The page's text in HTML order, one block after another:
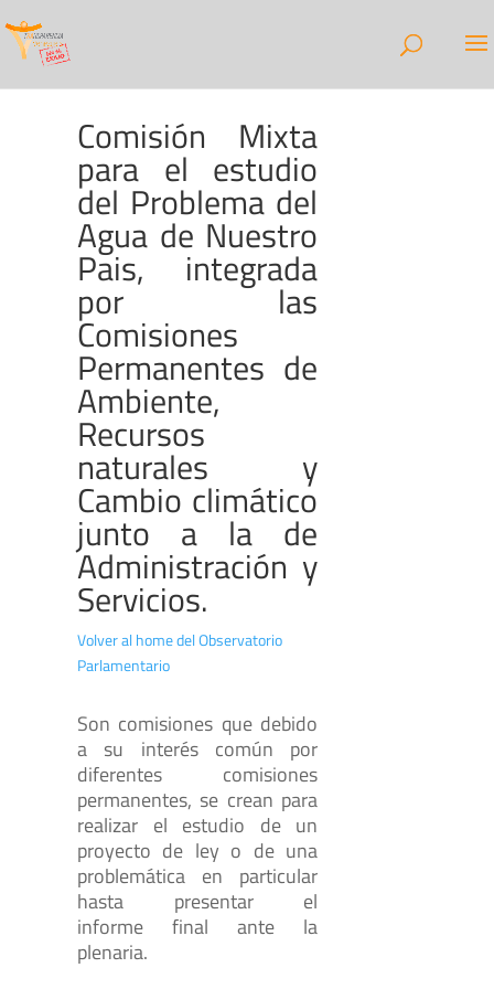
Comisión Mixta
para el estudio
del Problema del
Agua de Nuestro
Pais, integrada
por las
Comisiones
Permanentes de
Ambiente,
Recursos
naturales y
Cambio climático
junto a la de
Administración y
Servicios.
Volver al home del Observatorio
Parlamentario
Son comisiones que debido
a su interés común por
diferentes comisiones
permanentes, se crean para
realizar el estudio de un
proyecto de ley o de una
problemática en particular
hasta presentar el
informe final ante la
plenaria.